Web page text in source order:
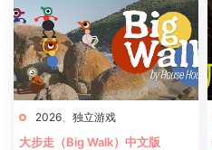
2026 独立游戏
大步走（Big Walk）中文版